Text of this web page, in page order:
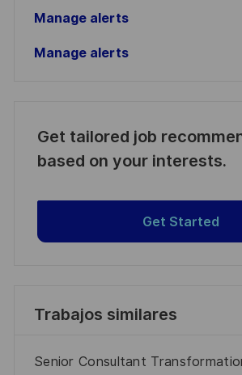
Manage alerts
Manage alerts
Get tailored job
based on your interests.
Get Started
Trabajos similares
Senior Consultant